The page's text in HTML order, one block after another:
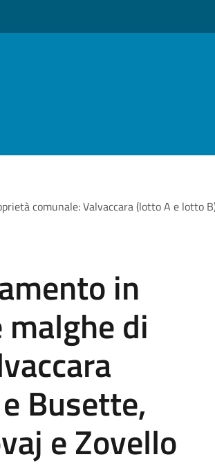
comunale: Valvaccara (lotto A e lotto
in
di
Busette,
e Zovello